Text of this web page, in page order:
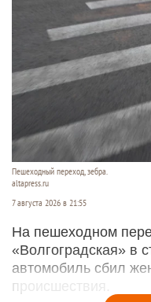
Пешеходный переход, зебра.
altapress.ru
7 августа 2026 в 21:55
На пешеходном
«Волгоградская» в
автомобиль сбил
происшествия.